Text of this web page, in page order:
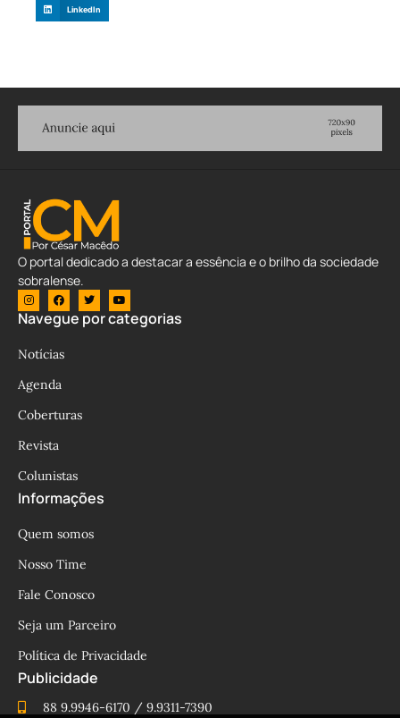
LinkedIn
O portal dedicado a destacar a essência e o brilho da sociedade
sobralense.
Navegue por categorias
Notícias
Agenda
Coberturas
Revista
Colunistas
Informações
Quem somos
Nosso Time
Fale Conosco
Seja um Parceiro
Política de Privacidade
Publicidade
88 9.9946-6170 / 9.9311-7390